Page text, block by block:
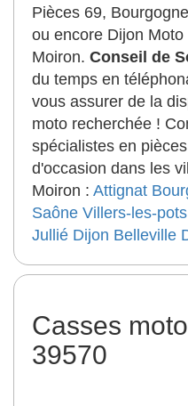
Pièces 69,
ou encore Dijon
Moiron. Conseil de
du temps en
vous assurer de la
moto recherchée !
spécialistes en
d'occasion dans les
Moiron : Attignat
Saône Villers-les-pots
Jullié Dijon Belleville
Casses
39570